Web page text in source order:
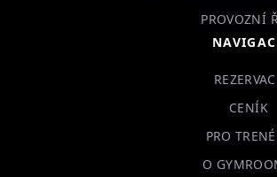
PROVOZNÍ
CENÍK
PRO
O